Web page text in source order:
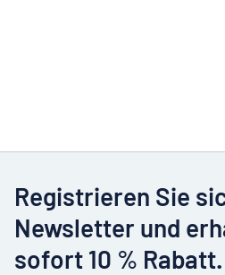
Registrieren Sie
Newsletter und
sofort 10 % Rabatt.